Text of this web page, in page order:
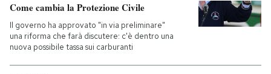
Come cambia la Protezione Civile
Il governo ha approvato "in via preliminare"
una riforma che farà discutere: c'è dentro una
nuova possibile tassa sui carburanti